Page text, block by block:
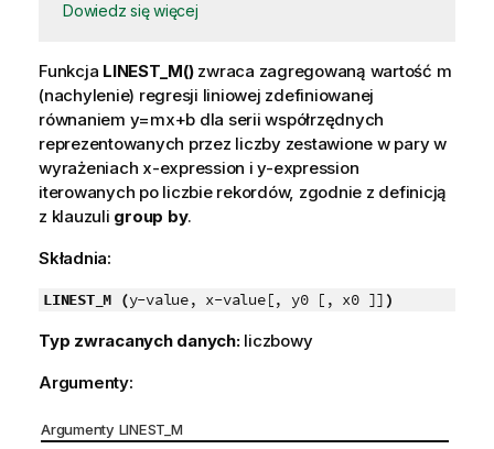
Dowiedz się więcej
Funkcja LINEST_M()zwraca zagregowaną wartość m
(nachylenie) regresji liniowej zdefiniowanej
równaniem y=mx+b dla serii współrzędnych
reprezentowanych przez liczby zestawione w pary w
wyrażeniach x-expression iy-expression
iterowanych po liczbie rekordów, zgodnie z definicją
z klauzuli group by.
Składnia:
LINEST_M (y-value, x-value[, y0 [, x0 ]] )
Typ zwracanych danych: liczbowy
Argumenty:
Argumenty LINEST_M